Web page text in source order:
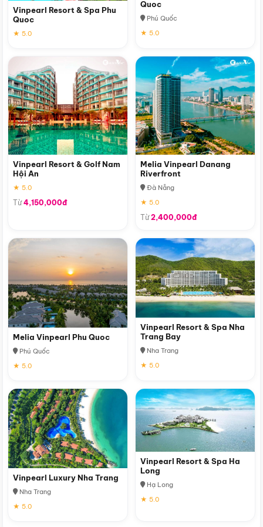
Vinpearl Resort & Spa Phu
Quoc
★ 5.0
Quoc
Phú Quốc
★ 5.0
Vinpearl Resort & Golf Nam
Hội An
★ 5.0
Từ4,150,000đ
Melia Vinpearl Danang
Riverfront
Đà Nẵng
★ 5.0
Từ2,400,000đ
Melia Vinpearl Phu Quoc
Phú Quốc
★ 5.0
Vinpearl Resort & Spa Nha
Trang Bay
Nha Trang
★ 5.0
Vinpearl Luxury Nha Trang
Nha Trang
★ 5.0
Vinpearl Resort & Spa Ha
Long
Hạ Long
★ 5.0